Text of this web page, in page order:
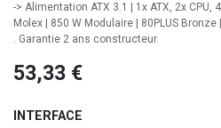
-> Alimentation ATX 3.1 | 1x ATX, 2x CPU,
Molex | 850 W Modulaire | 80PLUS
. Garantie 2 ans constructeur.
53,33 €
INTERFACE